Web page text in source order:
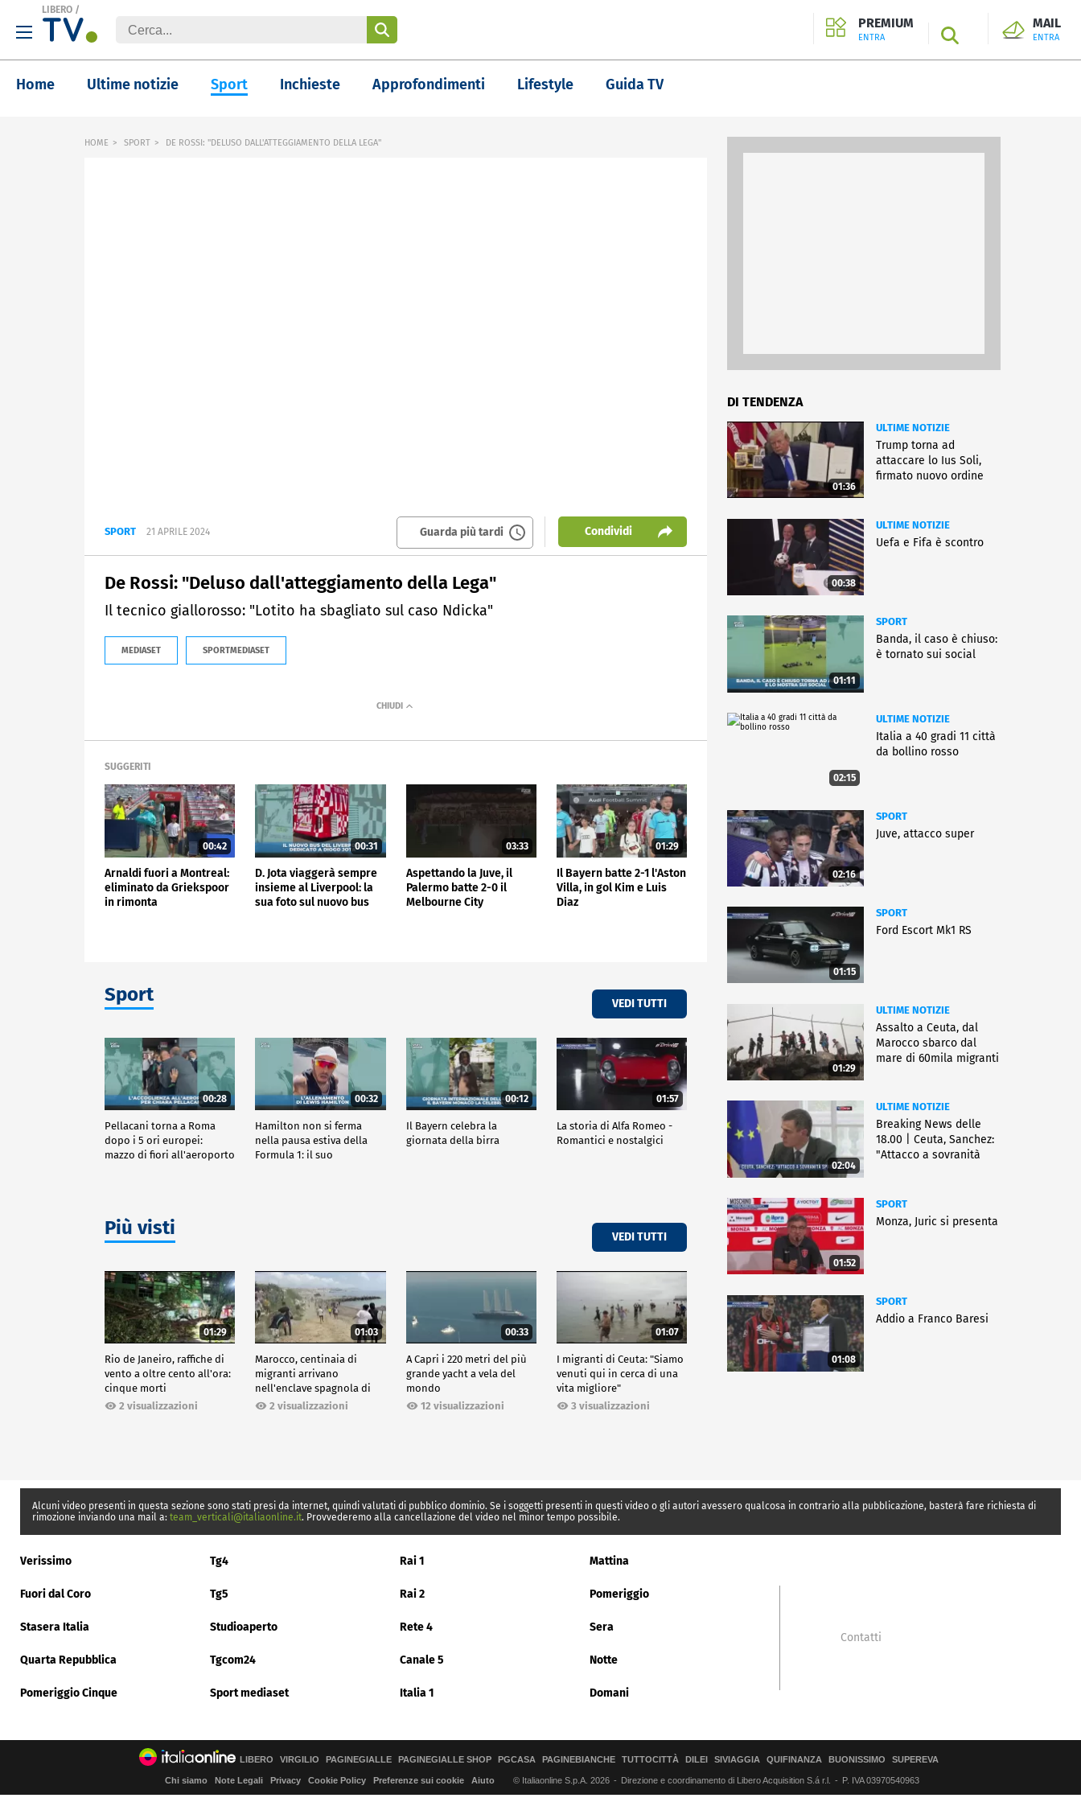
LIBERO /
PREMIUM
ENTRA SEARCH
MAIL
ENTRA
Home Ultime notizie Sport Inchieste Approfondimenti Lifestyle Guida TV
HOME SPORT DE ROSSI: "DELUSO DALL'ATTEGGIAMENTO DELLA LEGA"
SPORT 21 APRILE 2024 Guarda più tardi Condividi
De Rossi: "Deluso dall'atteggiamento della Lega"
Il tecnico giallorosso: "Lotito ha sbagliato sul caso Ndicka"
MEDIASET SPORTMEDIASET
SUGGERITI
00:42
Arnaldi fuori a Montreal:
eliminato da Griekspoor
in rimonta
00:31
D. Jota viaggerà sempre
insieme al Liverpool: la
sua foto sul nuovo bus
03:33
Aspettando la Juve, il
Palermo batte 2-0 il
Melbourne City
01:29
Il Bayern batte 2-1 l'Aston
Villa, in gol Kim e Luis
Diaz
Sport VEDI TUTTI
00:28
Pellacani torna a Roma
dopo i 5 ori europei:
mazzo di fiori all'aeroporto
00:32
Hamilton non si ferma
nella pausa estiva della
Formula 1: il suo
00:12
Il Bayern celebra la
giornata della birra
01:57
La storia di Alfa Romeo -
Romantici e nostalgici
Più visti VEDI TUTTI
01:29
Rio de Janeiro, raffiche di
vento a oltre cento all'ora:
cinque morti
2 visualizzazioni
01:03
Marocco, centinaia di
migranti arrivano
nell'enclave spagnola di
Ceuta2 visualizzazioni
00:33
A Capri i 220 metri del più
grande yacht a vela del
mondo
12 visualizzazioni
01:07
I migranti di Ceuta: "Siamo
venuti qui in cerca di una
vita migliore"
3 visualizzazioni
DI TENDENZA
01:36
ULTIME NOTIZIE
Trump torna ad
attaccare lo Ius Soli,
firmato nuovo ordine
00:38
ULTIME NOTIZIE
Uefa e Fifa è scontro
01:11
SPORT
Banda, il caso è chiuso:
è tornato sui social
02:15
ULTIME NOTIZIE
Italia a 40 gradi 11 città
da bollino rosso
02:16
SPORT
Juve, attacco super
01:15
SPORT
Ford Escort Mk1 RS
01:29
ULTIME NOTIZIE
Assalto a Ceuta, dal
Marocco sbarco dal
mare di 60mila migranti
02:04
ULTIME NOTIZIE
Breaking News delle
18.00 | Ceuta, Sanchez:
"Attacco a sovranità
01:52
SPORT
Monza, Juric si presenta
01:08
SPORT
Addio a Franco Baresi
Alcuni video presenti in questa sezione sono stati presi da internet, quindi valutati di pubblico dominio. Se i soggetti presenti in questi video o gli autori avessero qualcosa in contrario alla pubblicazione, basterà fare richiesta di
rimozione inviando una mail a: team_verticali@italiaonline.it. Provvederemo alla cancellazione del video nel minor tempo possibile.
Verissimo Tg4 Rai 1 Mattina
Fuori dal Coro Tg5 Rai 2 Pomeriggio
Stasera Italia Studioaperto Rete 4 Sera
Quarta Repubblica Tgcom24 Canale 5 Notte
Pomeriggio Cinque Sport mediaset Italia 1 Domani
Contatti
LIBERO VIRGILIO PAGINEGIALLE PAGINEGIALLE SHOP PGCASA PAGINEBIANCHE TUTTOCITTÀ DILEI SIVIAGGIA QUIFINANZA BUONISSIMO SUPEREVA
Chi siamo Note Legali Privacy Cookie Policy Preferenze sui cookie Aiuto © Italiaonline S.p.A. 2026 Direzione e coordinamento di Libero Acquisition S.á r.l. P. IVA 03970540963